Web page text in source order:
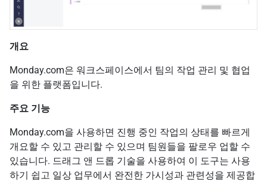
개요
Monday.com은 워크스페이스에서 팀의 작업 관리 및 협업
을 위한 플랫폼입니다.
주요 기능
Monday.com을 사용하면 진행 중인 작업의 상태를 빠르게
개요할 수 있고 관리할 수 있으며 팀원들을 팔로우 업할 수
있습니다. 드래그 앤 드롭 기술을 사용하여 이 도구는 사용
하기 쉽고 일상 업무에서 완전한 가시성과 관련성을 제공합